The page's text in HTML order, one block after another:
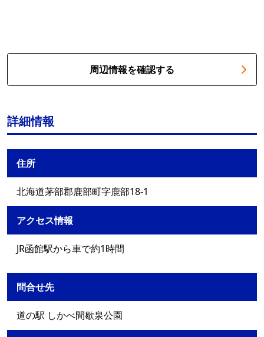
周辺情報を確認する
詳細情報
住所
北海道茅部郡鹿部町字鹿部18-1
アクセス情報
JR函館駅から車で約1時間
問合せ先
道の駅 しかべ間歇泉公園